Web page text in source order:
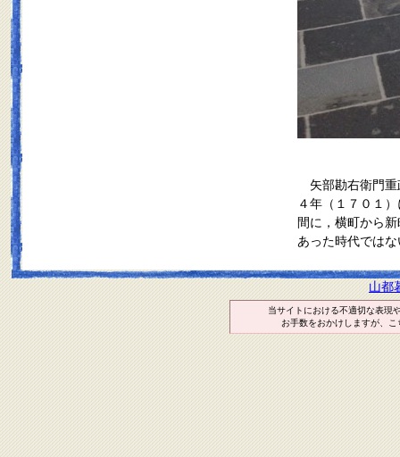
矢部勘右衛門重
４年（１７０１
間に，横町から
あった時代では
山都
当サイトにおける不適切な表現
お手数をおかけしますが、こ